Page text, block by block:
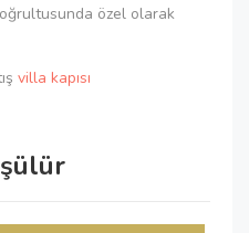
özel olarak
villa kapısı